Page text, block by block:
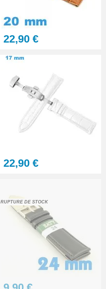
22,90 €
22,90 €
RUPTURE DE STOCK